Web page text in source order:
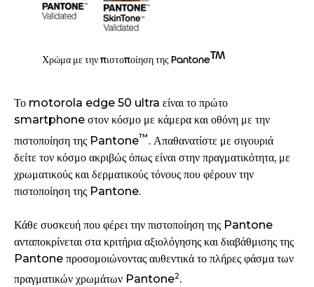
Χρώμα με την πιστοποίηση της PantoneTM
Το motorola edge 50 ultra είναι το πρώτο
smartphone στον κόσμο με κάμερα και οθόνη με την
πιστοποίηση της Pantone™. Απαθανατίστε με σιγουριά
δείτε τον κόσμο ακριβώς όπως είναι στην πραγματικότητα, με
χρωματικούς και δερματικούς τόνους που φέρουν την
πιστοποίηση της Pantone.
Κάθε συσκευή που φέρει την πιστοποίηση της Pantone
ανταποκρίνεται στα κριτήρια αξιολόγησης και διαβάθμισης της
Pantone προσομοιώνοντας αυθεντικά το πλήρες φάσμα των
πραγματικών χρωμάτων Pantone2.